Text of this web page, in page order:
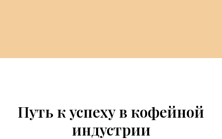
Путь к успеху в кофейной
индустрии